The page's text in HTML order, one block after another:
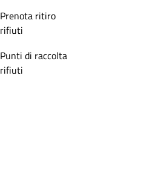
Prenota ritiro
rifiuti
Punti di raccolta
rifiuti